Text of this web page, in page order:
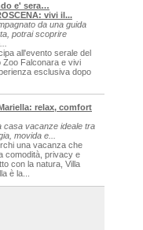
e' sera…
vivi il...
da una guida
potrai scoprire
all'evento serale del
Zoo Falconara e vivi
esclusiva dopo
relax, comfort
casa vacanze ideale tra
movida e...
una vacanza che
comodità, privacy e
con la natura, Villa
è la...